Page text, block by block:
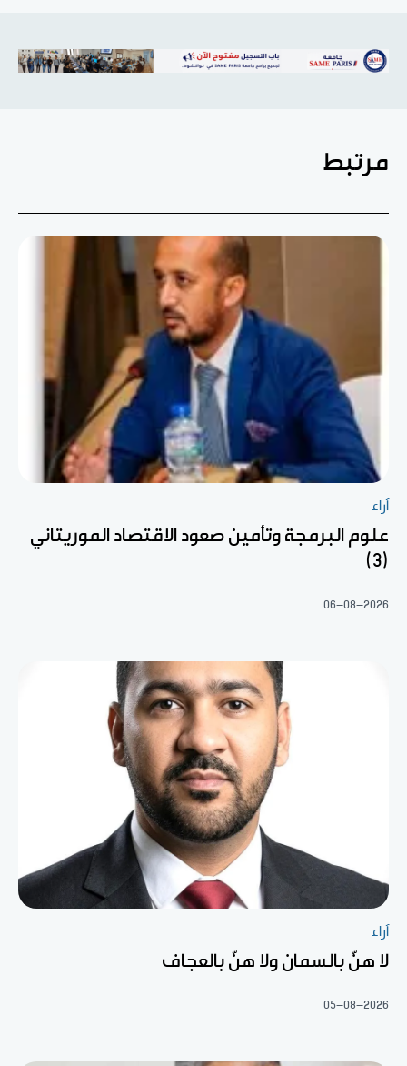
مرتبط
آراء
علوم البرمجة وتأمين صعود الاقتصاد الموريتاني
(3)
06-08-2026
آراء
لا هنّ بالسمان ولا هنّ بالعجاف
05-08-2026